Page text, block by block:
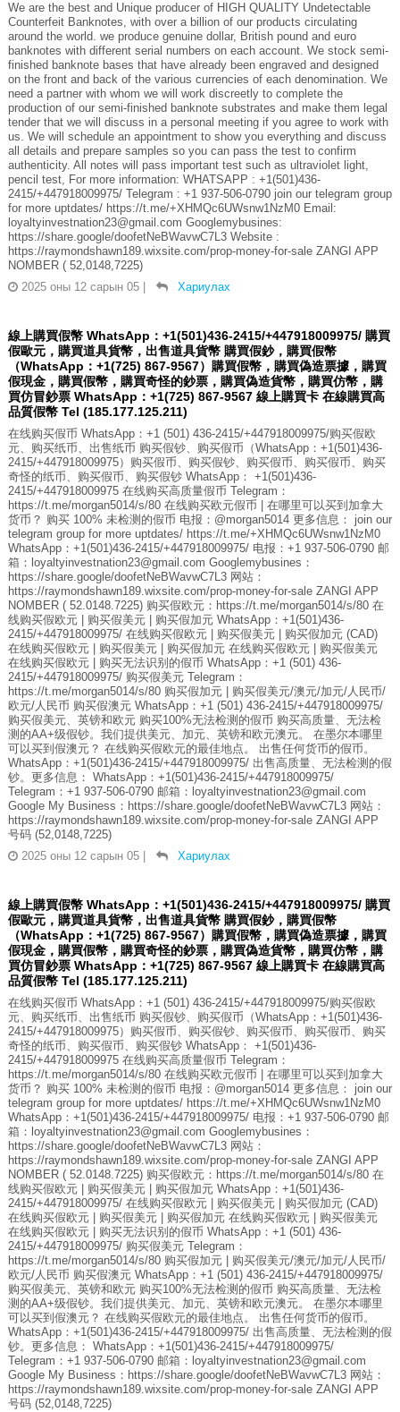
We are the best and Unique producer of HIGH QUALITY Undetectable
Counterfeit Banknotes, with over a billion of our products circulating
around the world. we produce genuine dollar, British pound and euro
banknotes with different serial numbers on each account. We stock semi-
finished banknote bases that have already been engraved and designed
on the front and back of the various currencies of each denomination. We
need a partner with whom we will work discreetly to complete the
production of our semi-finished banknote substrates and make them legal
tender that we will discuss in a personal meeting if you agree to work with
us. We will schedule an appointment to show you everything and discuss
all details and prepare samples so you can pass the test to confirm
authenticity. All notes will pass important test such as ultraviolet light,
pencil test, For more information: WHATSAPP : +1(501)436-
2415/+447918009975/ Telegram : +1 937-506-0790 join our telegram group
for more uptdates/ https://t.me/+XHMQc6UWsnw1NzM0 Email:
loyaltyinvestnation23@gmail.com Googlemybusines:
https://share.google/doofetNeBWavwC7L3 Website :
https://raymondshawn189.wixsite.com/prop-money-for-sale ZANGI APP
NOMBER ( 52,0148,7225)
2025 оны 12 сарын 05
Хариулах
線上購買假幣 WhatsApp：+1(501)436-2415/+447918009975/ 購買
假歐元，購買道具貨幣，出售道具貨幣 購買假鈔，購買假幣
（WhatsApp：+1(725) 867-9567）購買假幣，購買偽造票據，購買
假現金，購買假幣，購買奇怪的鈔票，購買偽造貨幣，購買仿幣，購
買仿冒鈔票 WhatsApp：+1(725) 867-9567 線上購買卡 在線購買高
品質假幣 Tel (185.177.125.211)
在线购买假币 WhatsApp：+1 (501) 436-2415/+447918009975/购买假欧
元、购买纸币、出售纸币 购买假钞、购买假币（WhatsApp：+1(501)436-
2415/+447918009975）购买假币、购买假钞、购买假币、购买假币、购买
奇怪的纸币、购买假币、购买假钞 WhatsApp： +1(501)436-
2415/+447918009975 在线购买高质量假币 Telegram：
https://t.me/morgan5014/s/80 在线购买欧元假币 | 在哪里可以买到加拿大
货币？ 购买 100% 未检测的假币 电报：@morgan5014 更多信息： join our
telegram group for more uptdates/ https://t.me/+XHMQc6UWsnw1NzM0
WhatsApp：+1(501)436-2415/+447918009975/ 电报：+1 937-506-0790 邮
箱：loyaltyinvestnation23@gmail.com Googlemybusines：
https://share.google/doofetNeBWavwC7L3 网站：
https://raymondshawn189.wixsite.com/prop-money-for-sale ZANGI APP
NOMBER ( 52.0148.7225) 购买假欧元：https://t.me/morgan5014/s/80 在
线购买假欧元 | 购买假美元 | 购买假加元 WhatsApp：+1(501)436-
2415/+447918009975/ 在线购买假欧元 | 购买假美元 | 购买假加元 (CAD)
在线购买假欧元 | 购买假美元 | 购买假加元 在线购买假欧元 | 购买假美元
在线购买假欧元 | 购买无法识别的假币 WhatsApp：+1 (501) 436-
2415/+447918009975/ 购买假美元 Telegram：
https://t.me/morgan5014/s/80 购买假加元 | 购买假美元/澳元/加元/人民币/
欧元/人民币 购买假澳元 WhatsApp：+1 (501) 436-2415/+447918009975/
购买假美元、英镑和欧元 购买100%无法检测的假币 购买高质量、无法检
测的AA+级假钞。我们提供美元、加元、英镑和欧元澳元。 在墨尔本哪里
可以买到假澳元？ 在线购买假欧元的最佳地点。 出售任何货币的假币。
WhatsApp：+1(501)436-2415/+447918009975/ 出售高质量、无法检测的假
钞。更多信息： WhatsApp：+1(501)436-2415/+447918009975/
Telegram：+1 937-506-0790 邮箱：loyaltyinvestnation23@gmail.com
Google My Business：https://share.google/doofetNeBWavwC7L3 网站：
https://raymondshawn189.wixsite.com/prop-money-for-sale ZANGI APP
号码 (52,0148,7225)
2025 оны 12 сарын 05
Хариулах
線上購買假幣 WhatsApp：+1(501)436-2415/+447918009975/ 購買
假歐元，購買道具貨幣，出售道具貨幣 購買假鈔，購買假幣
（WhatsApp：+1(725) 867-9567）購買假幣，購買偽造票據，購買
假現金，購買假幣，購買奇怪的鈔票，購買偽造貨幣，購買仿幣，購
買仿冒鈔票 WhatsApp：+1(725) 867-9567 線上購買卡 在線購買高
品質假幣 Tel (185.177.125.211)
在线购买假币 WhatsApp：+1 (501) 436-2415/+447918009975/购买假欧
元、购买纸币、出售纸币 购买假钞、购买假币（WhatsApp：+1(501)436-
2415/+447918009975）购买假币、购买假钞、购买假币、购买假币、购买
奇怪的纸币、购买假币、购买假钞 WhatsApp： +1(501)436-
2415/+447918009975 在线购买高质量假币 Telegram：
https://t.me/morgan5014/s/80 在线购买欧元假币 | 在哪里可以买到加拿大
货币？ 购买 100% 未检测的假币 电报：@morgan5014 更多信息： join our
telegram group for more uptdates/ https://t.me/+XHMQc6UWsnw1NzM0
WhatsApp：+1(501)436-2415/+447918009975/ 电报：+1 937-506-0790 邮
箱：loyaltyinvestnation23@gmail.com Googlemybusines：
https://share.google/doofetNeBWavwC7L3 网站：
https://raymondshawn189.wixsite.com/prop-money-for-sale ZANGI APP
NOMBER ( 52.0148.7225) 购买假欧元：https://t.me/morgan5014/s/80 在
线购买假欧元 | 购买假美元 | 购买假加元 WhatsApp：+1(501)436-
2415/+447918009975/ 在线购买假欧元 | 购买假美元 | 购买假加元 (CAD)
在线购买假欧元 | 购买假美元 | 购买假加元 在线购买假欧元 | 购买假美元
在线购买假欧元 | 购买无法识别的假币 WhatsApp：+1 (501) 436-
2415/+447918009975/ 购买假美元 Telegram：
https://t.me/morgan5014/s/80 购买假加元 | 购买假美元/澳元/加元/人民币/
欧元/人民币 购买假澳元 WhatsApp：+1 (501) 436-2415/+447918009975/
购买假美元、英镑和欧元 购买100%无法检测的假币 购买高质量、无法检
测的AA+级假钞。我们提供美元、加元、英镑和欧元澳元。 在墨尔本哪里
可以买到假澳元？ 在线购买假欧元的最佳地点。 出售任何货币的假币。
WhatsApp：+1(501)436-2415/+447918009975/ 出售高质量、无法检测的假
钞。更多信息： WhatsApp：+1(501)436-2415/+447918009975/
Telegram：+1 937-506-0790 邮箱：loyaltyinvestnation23@gmail.com
Google My Business：https://share.google/doofetNeBWavwC7L3 网站：
https://raymondshawn189.wixsite.com/prop-money-for-sale ZANGI APP
号码 (52,0148,7225)